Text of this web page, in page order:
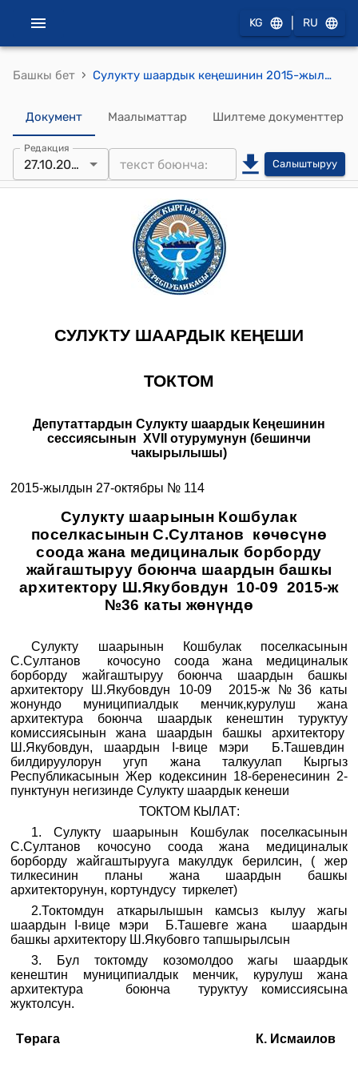
KG RU
Башкы бет › Сулукту шаардык кеңешинин 2015-жылдын 27-октябрындагы № 114 "Сулукту шаарынын Кошбулак поселкасынын С.Султанов көчөсүнө соода жана медициналык борборду жайгаштыруу боюнча шаардын башкы архитектору Ш.Якубовдун 10-09 2015-ж №36 каты жөнүндө" токтому
Документ Маалыматтар Шилтеме документтер
Редакция
27.10.2015 Салыштыруу